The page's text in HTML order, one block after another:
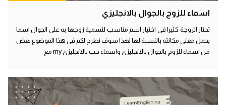
اسماء للزوج بالجوال بالانجليزي
تحتار الزوجة كثيرا في اختيار اسم مناسب لتسمية زوجها به على الجوال اسما
يحمل معني مكانته بالنسبة لها لهذا سوف نطرح لكم في هذا الموضوع بعض
من اسماء للزوج بالجوال بالانجليزي واسماء حب بالانجليزي my مع